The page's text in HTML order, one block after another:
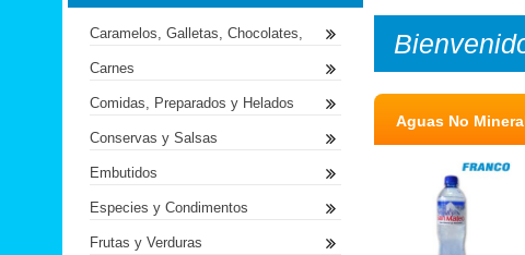
Aguas No
Caramelos, Galletas, Chocolates,
Carnes
Comidas, Preparados y Helados
Conservas y Salsas
Embutidos
Especies y Condimentos
Frutas y Verduras